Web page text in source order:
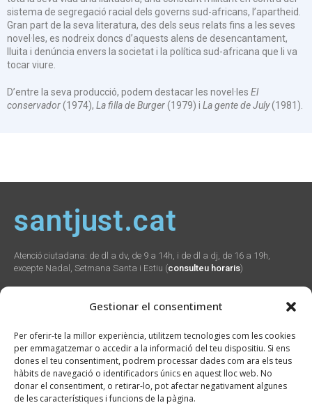
Gestionar el consentiment
Per oferir-te la millor experiència, utilitzem tecnologies com les cookies
per emmagatzemar o accedir a la informació del teu dispositiu. Si ens
dones el teu consentiment, podrem processar dades com ara els teus
hàbits de navegació o identificadors únics en aquest lloc web. No
donar el consentiment, o retirar-lo, pot afectar negativament algunes
de les característiques i funcions de la pàgina.
sistema de segregació racial dels governs sud-africans, l’apartheid.
Gran part de la seva literatura, des dels seus relats fins a les seves
novel·les, es nodreix doncs d’aquests alens de desencantament,
lluita i denúncia envers la societat i la política sud-africana que li va
tocar viure.
D’entre la seva producció, podem destacar les novel·les El
conservador(1974), La filla de Burger(1979) i La gente de July(1981).
santjust.cat
Atenció ciutadana: de dl a dv, de 9 a 14h, i de dl a dj, de 16 a 19h,
excepte Nadal, Setmana Santa i Estiu (consulteu horaris)
Social
Webs
municipals
Promunsa
Promoció Econòmica
seu.cat
Contacte
Plaça Verdaguer, 2
Sant Just Desvern,
08960
934 804 800